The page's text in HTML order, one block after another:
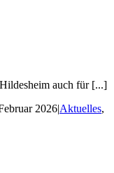
auch für [...]
2026|Aktuelles,